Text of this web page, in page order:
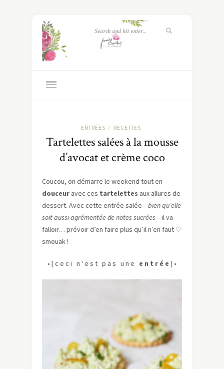
ENTRÉES / RECETTES
Tartelettes salées à la mousse
d’avocat et crème coco
Coucou, on démarre le weekend tout en
douceur avec ces tartelettes aux allures de
dessert. Avec cette entrée salée – bien qu’elle
soit aussi agrémentée de notes sucrées –il va
falloir… prévoir d’en faire plus qu’il n’en faut ♡
smouak !
• [ c e c i n ‘ e s t p a s u n e e n t r é e ] •